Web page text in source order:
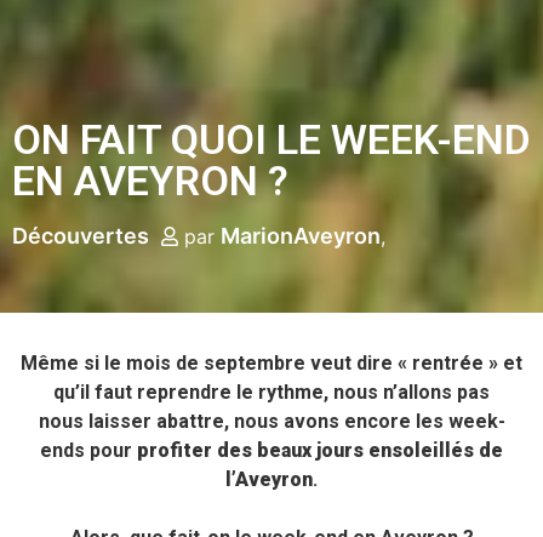
ON FAIT QUOI LE WEEK-END
EN AVEYRON ?
Découvertes par MarionAveyron
Même si le mois de septembre veut dire « rentrée » et
qu’il faut reprendre le rythme, nous n’allons pas
nous laisser abattre, nous avons encore les week-
ends pour profiter des beaux jours ensoleillés de
l’Aveyron.